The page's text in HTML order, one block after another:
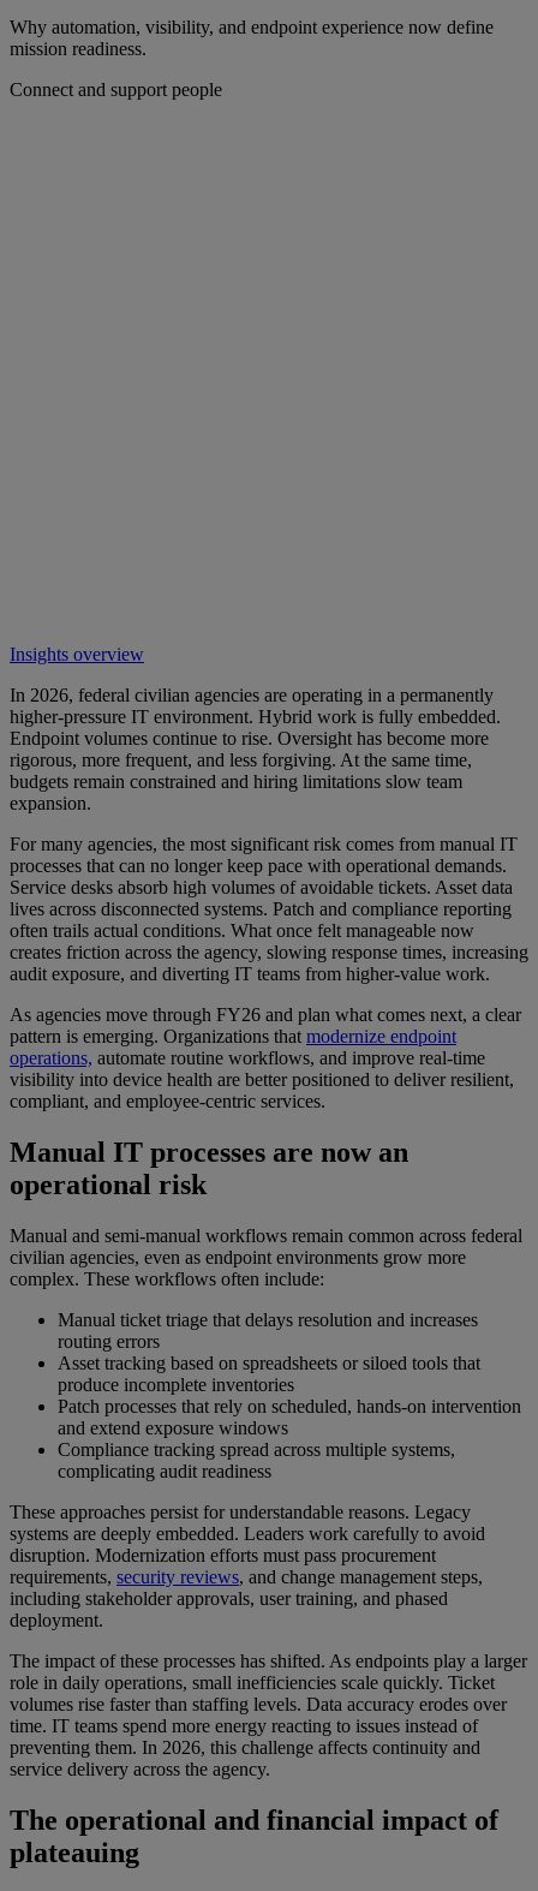
Why automation, visibility, and endpoint experience now define
mission readiness.
Connect and support people
Insights overview
In 2026, federal civilian agencies are operating in a permanently
higher-pressure IT environment. Hybrid work is fully embedded.
Endpoint volumes continue to rise. Oversight has become more
rigorous, more frequent, and less forgiving. At the same time,
budgets remain constrained and hiring limitations slow team
expansion.
For many agencies, the most significant risk comes from manual IT
processes that can no longer keep pace with operational demands.
Service desks absorb high volumes of avoidable tickets. Asset data
lives across disconnected systems. Patch and compliance reporting
often trails actual conditions. What once felt manageable now
creates friction across the agency, slowing response times, increasing
audit exposure, and diverting IT teams from higher-value work.
As agencies move through FY26 and plan what comes next, a clear
pattern is emerging. Organizations that modernize endpoint
operations, automate routine workflows, and improve real-time
visibility into device health are better positioned to deliver resilient,
compliant, and employee-centric services.
Manual IT processes are now an
operational risk
Manual and semi-manual workflows remain common across federal
civilian agencies, even as endpoint environments grow more
complex. These workflows often include:
Manual ticket triage that delays resolution and increases
routing errors
Asset tracking based on spreadsheets or siloed tools that
produce incomplete inventories
Patch processes that rely on scheduled, hands-on intervention
and extend exposure windows
Compliance tracking spread across multiple systems,
complicating audit readiness
These approaches persist for understandable reasons. Legacy
systems are deeply embedded. Leaders work carefully to avoid
disruption. Modernization efforts must pass procurement
requirements, security reviews, and change management steps,
including stakeholder approvals, user training, and phased
deployment.
The impact of these processes has shifted. As endpoints play a larger
role in daily operations, small inefficiencies scale quickly. Ticket
volumes rise faster than staffing levels. Data accuracy erodes over
time. IT teams spend more energy reacting to issues instead of
preventing them. In 2026, this challenge affects continuity and
service delivery across the agency.
The operational and financial impact of
plateauing